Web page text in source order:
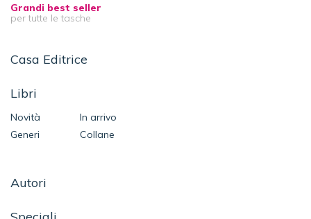
Grandi best seller
per tutte le tasche
Casa Editrice
Libri
Novità
In arrivo
Generi
Collane
Autori